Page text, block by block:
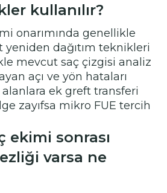
kullanılır?
onarımında genellikle
yeniden dağıtım teknikleri
mevcut saç çizgisi analiz
açı ve yön hataları
ek greft transferi
zayıfsa mikro FUE tercih
ekimi sonrası
varsa ne